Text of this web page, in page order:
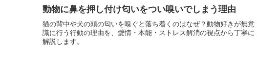
動物に鼻を押し付け匂いをつい嗅いでしまう理由
猫の背中や犬の頭の匂いを嗅ぐと落ち着くのはなぜ？動物好きが無意
識に行う行動の理由を、愛情・本能・ストレス解消の視点から丁寧に
解説します。